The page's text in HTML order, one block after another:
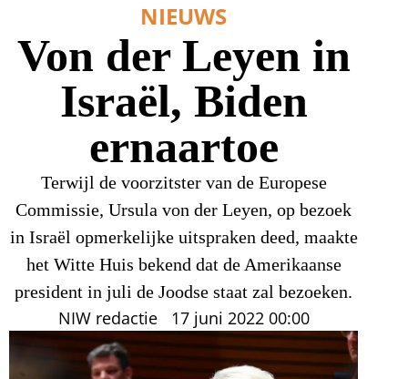
NIEUWS
Von der Leyen in
Israël, Biden
ernaartoe
Terwijl de voorzitster van de Europese
Commissie, Ursula von der Leyen, op bezoek
in Israël opmerkelijke uitspraken deed, maakte
het Witte Huis bekend dat de Amerikaanse
president in juli de Joodse staat zal bezoeken.
NIW redactie 17 juni 2022 00:00